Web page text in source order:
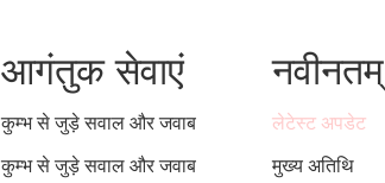
आगंतुक सेवाएं
कुम्भ से जुड़े सवाल और जवाब
कुम्भ से जुड़े सवाल और जवाब
नवीनतम्
लेटेस्ट अपडेट
मुख्य अतिथि